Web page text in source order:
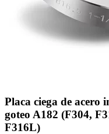
Placa ciega de acero
goteo A182 (F304,
F316L)